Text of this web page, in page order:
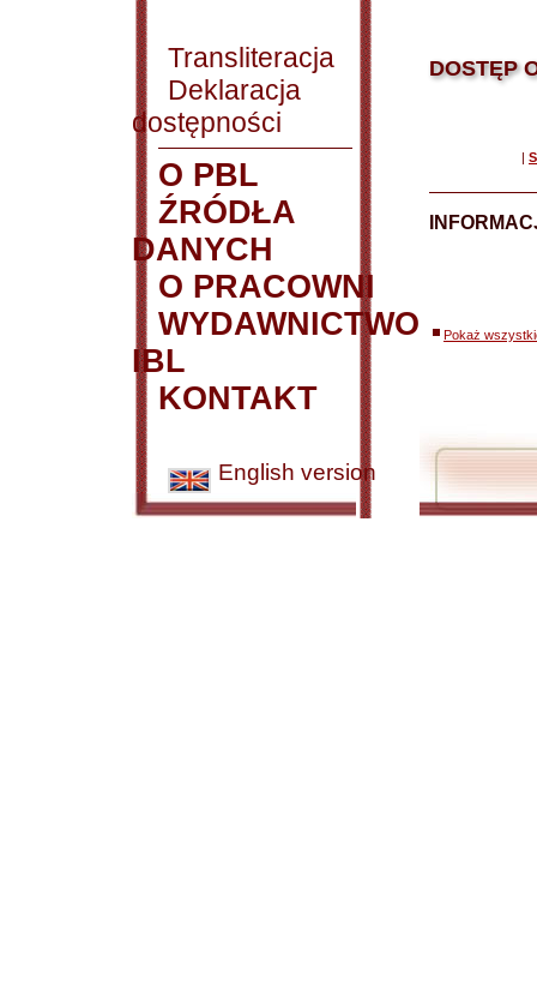
Transliteracja
Deklaracja
dostępności
O PBL
ŹRÓDŁA
DANYCH
O PRACOWNI
WYDAWNICTWO
IBL
KONTAKT
English version
DOSTĘP
|
Pokaż